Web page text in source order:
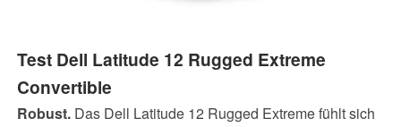
Test Dell Latitude 12 Rugged Extreme
Convertible
Robust.Das Dell Latitude 12 Rugged Extreme fühlt sich